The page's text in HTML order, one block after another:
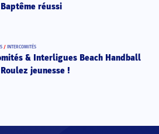
réussi
/ INTERCOMITÉS
& Interligues Beach Handball
jeunesse !